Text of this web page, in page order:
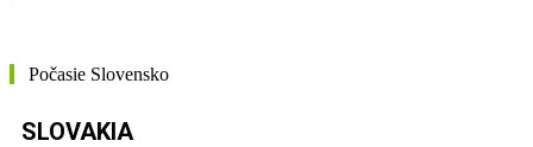
Počasie Slovensko
SLOVAKIA